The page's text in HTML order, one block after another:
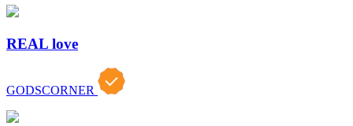
REAL love
GODSCORNER